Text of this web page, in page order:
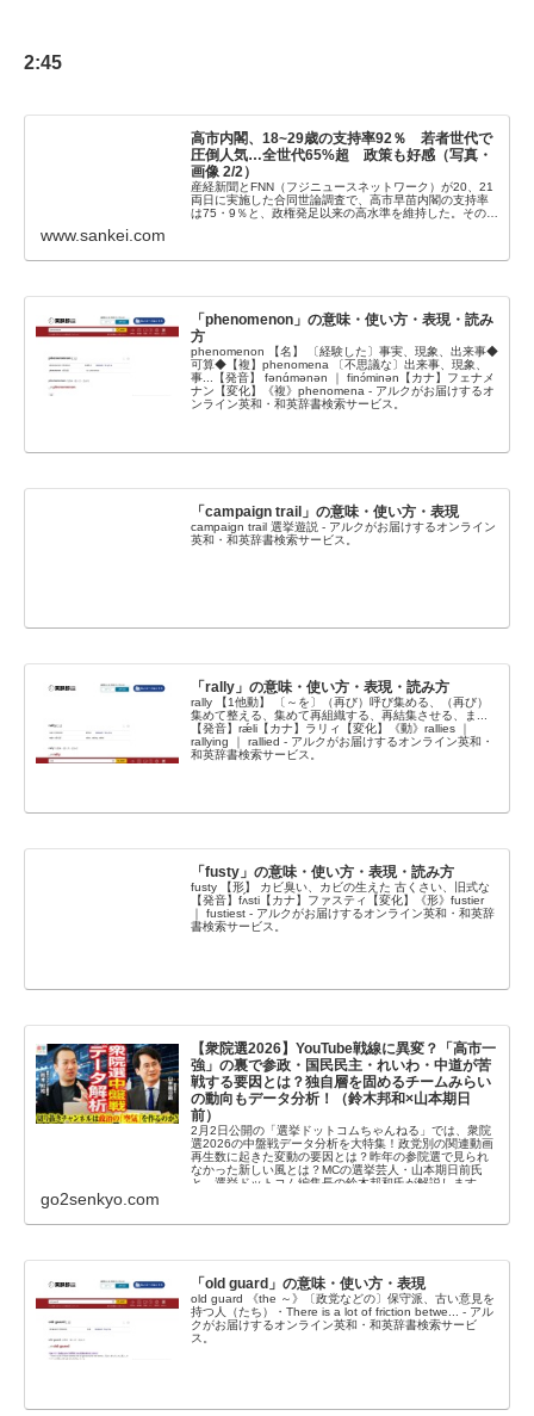
2:45
高市内閣、18~29歳の支持率92％ 若者世代で
圧倒人気…全世代65%超 政策も好感（写真・
画像 2/2）
産経新聞とFNN（フジニュースネットワーク）が20、21
両日に実施した合同世論調査で、高市早苗内閣の支持率
は75・9％と、政権発足以来の高水準を維持した。その…
www.sankei.com
「phenomenon」の意味・使い方・表現・読み
方
phenomenon 【名】 〔経験した〕事実、現象、出来事◆
可算◆【複】phenomena 〔不思議な〕出来事、現象、
事...【発音】 fənɑ́mənən ｜ finɔ́minən【カナ】フェナメ
ナン【変化】《複》phenomena - アルクがお届けするオ
ンライン英和・和英辞書検索サービス。
「campaign trail」の意味・使い方・表現
campaign trail 選挙遊説 - アルクがお届けするオンライン
英和・和英辞書検索サービス。
「rally」の意味・使い方・表現・読み方
rally 【1他動】 〔～を〕（再び）呼び集める、（再び）
集めて整える、集めて再組織する、再結集させる、ま...
【発音】rǽli【カナ】ラリィ【変化】《動》rallies ｜
rallying ｜ rallied - アルクがお届けするオンライン英和・
和英辞書検索サービス。
「fusty」の意味・使い方・表現・読み方
fusty 【形】 カビ臭い、カビの生えた 古くさい、旧式な
【発音】fʌ́sti【カナ】ファスティ【変化】《形》fustier
｜ fustiest - アルクがお届けするオンライン英和・和英辞
書検索サービス。
【衆院選2026】YouTube戦線に異変？「高市一
強」の裏で参政・国民民主・れいわ・中道が苦
戦する要因とは？独自層を固めるチームみらい
の動向もデータ分析！（鈴木邦和×山本期日
前）
2月2日公開の「選挙ドットコムちゃんねる」では、衆院
選2026の中盤戦データ分析を大特集！政党別の関連動画
再生数に起きた変動の要因とは？昨年の参院選で見られ
なかった新しい風とは？MCの選挙芸人・山本期日前氏
と、選挙ドットコム編集長の鈴木邦和氏が解説します。
go2senkyo.com
「old guard」の意味・使い方・表現
old guard 《the ～》〔政党などの〕保守派、古い意見を
持つ人（たち）・There is a lot of friction betwe... - アル
クがお届けするオンライン英和・和英辞書検索サービ
ス。